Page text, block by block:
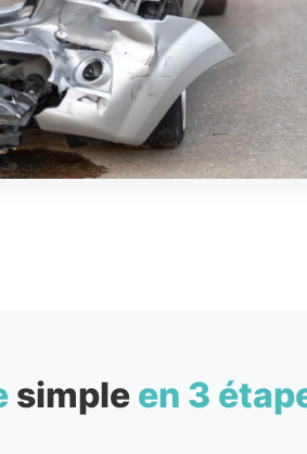
simple en 3